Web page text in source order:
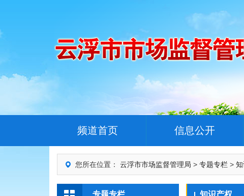
频道首页 信息公开
您所在位置： 云浮市市场监督管理局 > 专题专栏 >
专题专栏 知识产权